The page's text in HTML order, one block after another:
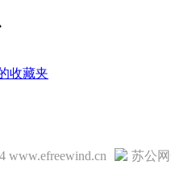
收藏夹
www.efreewind.cn 苏公网